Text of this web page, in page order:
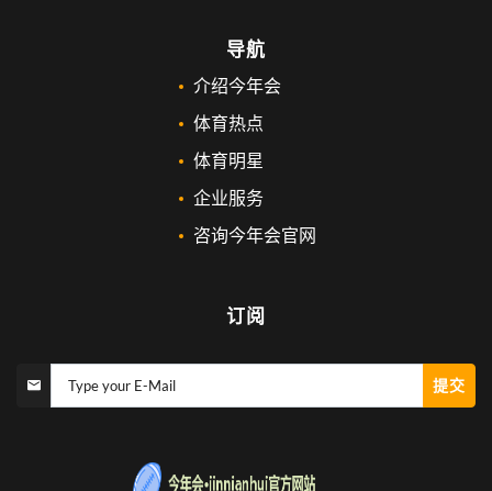
导航
介绍今年会
体育热点
体育明星
企业服务
咨询今年会官网
订阅
Type your E-Mail 提交